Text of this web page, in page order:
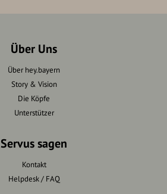
Über Uns
Über hey.bayern
Story & Vision
Die Köpfe
Unterstützer
Servus sagen
Kontakt
Helpdesk / FAQ